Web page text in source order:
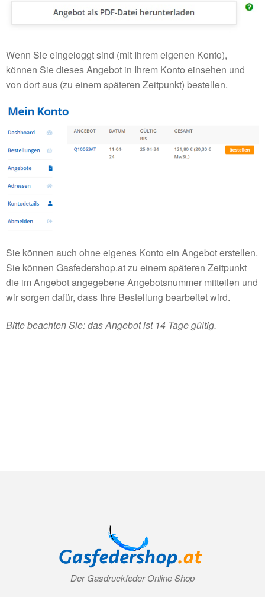
Wenn Sie eingeloggt sind (mit Ihrem eigenen Konto),
können Sie dieses Angebot in Ihrem Konto einsehen und
von dort aus (zu einem späteren Zeitpunkt) bestellen.
Sie können auch ohne eigenes Konto ein Angebot erstellen.
Sie können Gasfedershop.at zu einem späteren Zeitpunkt
die im Angebot angegebene Angebotsnummer mitteilen und
wir sorgen dafür, dass Ihre Bestellung bearbeitet wird.
Bitte beachten Sie: das Angebot ist 14 Tage gültig.
Der Gasdruckfeder Online Shop